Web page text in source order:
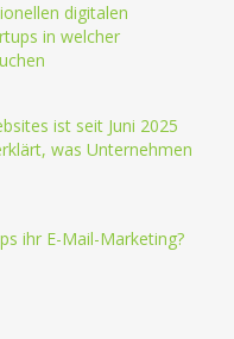
digitalen
in welcher
ist seit Juni 2025
was Unternehmen
ihr E-Mail-Marketing?